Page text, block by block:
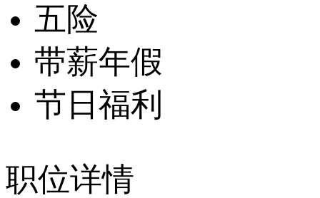
五险
带薪年假
节日福利
职位详情